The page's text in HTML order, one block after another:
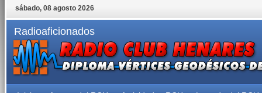
sábado, 08 agosto 2026
Radioaficionados